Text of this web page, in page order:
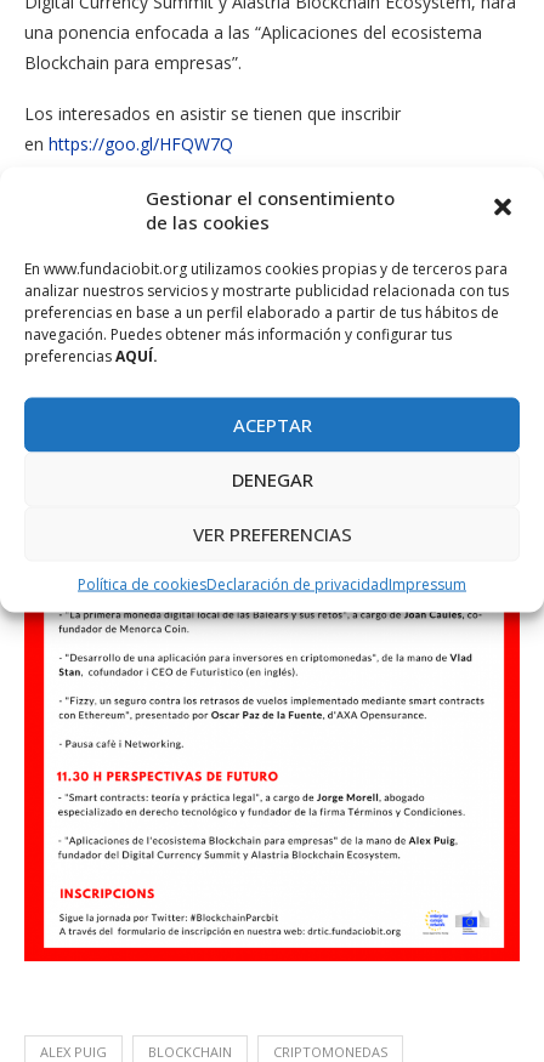
Gestionar el consentimiento
de las cookies
En www.fundaciobit.org utilizamos cookies propias y de terceros para
analizar nuestros servicios y mostrarte publicidad relacionada con tus
preferencias en base a un perfil elaborado a partir de tus hábitos de
navegación. Puedes obtener más información y configurar tus
preferenciasAQUÍ.
ACEPTAR
DENEGAR
VER PREFERENCIAS
Política de cookiesDeclaración de privacidadImpressum
una ponencia enfocada a las “Aplicaciones del ecosistema
Blockchain para empresas”.
Los interesados en asistir se tienen que inscribir
en https://goo.gl/HFQW7Q
Se podrá seguir la jornada por Twitter a través del
hashtag
#BlockchainParcbit
ALEX PUIG BLOCKCHAIN CRIPTOMONEDAS